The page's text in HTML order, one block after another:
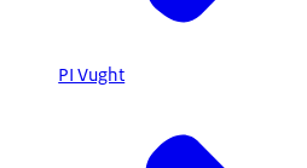
PI Vught